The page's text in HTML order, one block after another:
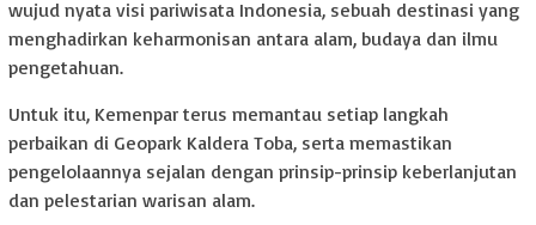
wujud nyata visi pariwisata Indonesia, sebuah destinasi yang
menghadirkan keharmonisan antara alam, budaya dan ilmu
pengetahuan.
Untuk itu, Kemenpar terus memantau setiap langkah
perbaikan di Geopark Kaldera Toba, serta memastikan
pengelolaannya sejalan dengan prinsip-prinsip keberlanjutan
dan pelestarian warisan alam.